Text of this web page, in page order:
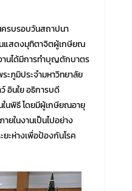
รบรอบวันสถาปนา
นแสดงมุทิตาจิตผู้เกษียณ
านได้มีการทำบุญตักบาตร
ะภูมิประจำมหาวิทยาลัย
อินใย อธิการบดี
ในพิธี โดยมีผู้เกษียณอายุ
ายในงานเป็นไปอย่าง
ะห่างเพื่อป้องกันโรค